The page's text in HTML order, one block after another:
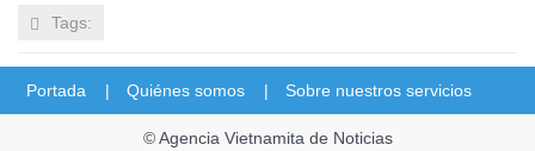
Tags:
Portada | Quiénes somos | Sobre nuestros servicios
© Agencia Vietnamita de Noticias